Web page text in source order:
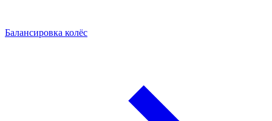
Балансировка колёс